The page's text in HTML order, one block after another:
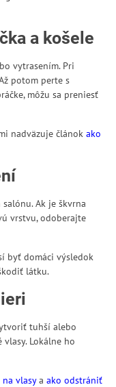
a košele
vytrasením. Pri
potom perte s
môžu sa preniesť
nadväzuje článok ako
Ak je škvrna
vrstvu, odoberajte
byť domáci výsledok
látku.
tuhší alebo
vlasy. Lokálne ho
vlasya ako odstrániť